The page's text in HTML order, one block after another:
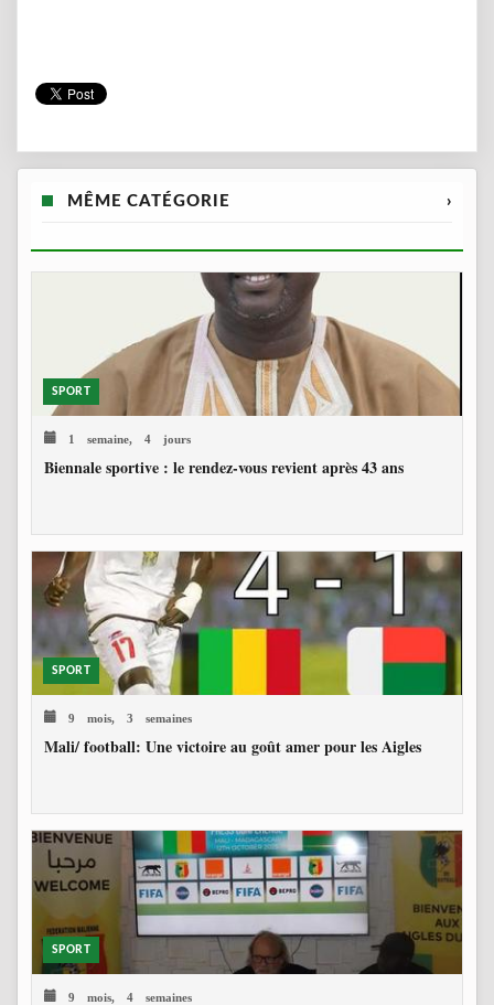
MÊME CATÉGORIE ›
SPORT
1 semaine, 4 jours
Biennale sportive : le rendez-vous revient après 43 ans
SPORT
9 mois, 3 semaines
Mali/ football: Une victoire au goût amer pour les Aigles
SPORT
9 mois, 4 semaines